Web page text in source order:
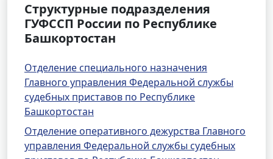
Структурные подразделения
ГУФССП России по Республике
Башкортостан
Отделение специального назначения
Главного управления Федеральной службы
судебных приставов по Республике
Башкортостан
Отделение оперативного дежурства Главного
управления Федеральной службы судебных